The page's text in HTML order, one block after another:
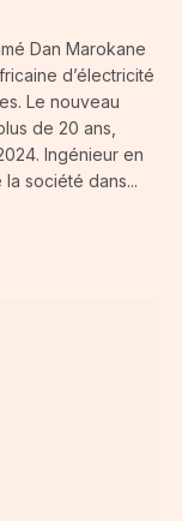
Dan Marokane
d’électricité
Le nouveau
de 20 ans,
Ingénieur en
société dans...